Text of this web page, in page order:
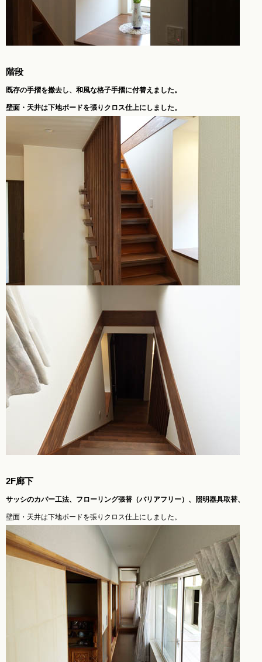
階段
既存の手摺を撤去し、和風な格子手摺に付替えました。
壁面・天井は下地ボードを張りクロス仕上にしました。
2F廊下
サッシのカバー工法、フローリング張替（バリアフリー）、照明器具取替、
壁面・天井は下地ボードを張りクロス仕上にしました。